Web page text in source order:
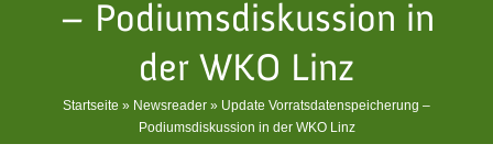
– Podiumsdiskussion in
der WKO Linz
Startseite » Newsreader » Update Vorratsdatenspeicherung –
Podiumsdiskussion in der WKO Linz